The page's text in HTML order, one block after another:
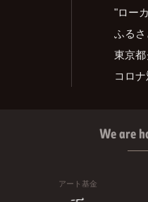
"ロー
ふる
東京
コロ
We are
アート基金